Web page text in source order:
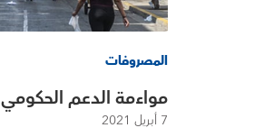
المصروفات
مواءمة الدعم الحكومي
7 أبريل 2021